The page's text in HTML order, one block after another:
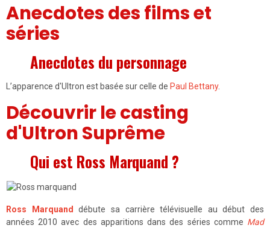
Anecdotes des films et
séries
Anecdotes du personnage
L’apparence d'Ultron est basée sur celle de Paul Bettany.
Découvrir le casting
d'Ultron Suprême
Qui est Ross Marquand ?
Ross Marquand
débute sa carrière télévisuelle au début des
années 2010 avec des apparitions dans des séries comme Mad